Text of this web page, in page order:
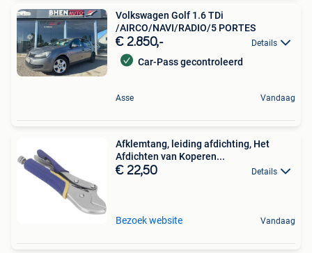
Volkswagen Golf 1.6 TDi
/AIRCO/NAVI/RADIO/5 PORTES
€ 2.850,- Details
Car-Pass gecontroleerd
Asse Vandaag
Afklemtang, leiding afdichting, Het
Afdichten van Koperen...
€ 22,50 Details
Bezoek website Vandaag